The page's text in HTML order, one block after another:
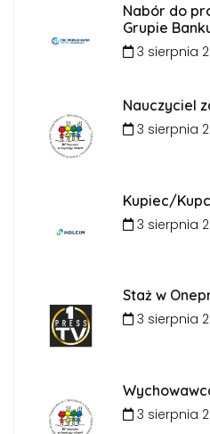
Nabór do
Grupie
3 sierpnia
Nauczyciel
3 sierpnia
Kupiec/
3 sierpnia
Staż w
3 sierpnia
3 sierpnia